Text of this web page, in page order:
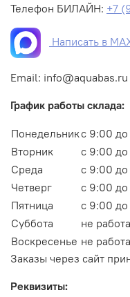
Телефон БИЛАЙН: +7
Написать в
Email: info@aquabas.ru
График работы склада:
Понедельникс 9:00 до
Вторник
с 9:00 до
Среда
с 9:00 до
Четверг
с 9:00 до
Пятница
с 9:00 до
Суббота
не
Воскресенье не
Заказы через сайт
Реквизиты: